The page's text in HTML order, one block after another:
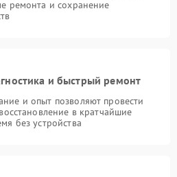
ремонта и сохранение
и быстрый ремонт
и опыт позволяют провести
в кратчайшие
без устройства